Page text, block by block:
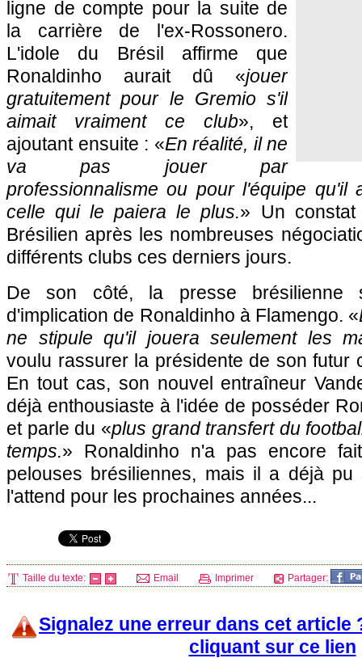
ligne de compte pour la suite de
la carrière de l'ex-Rossonero.
L'idole du Brésil affirme que
Ronaldinho aurait dû «jouer
gratuitement pour le Gremio s'il
aimait vraiment ce club», et
ajoutant ensuite : «En réalité, il ne
va pas jouer par
professionnalisme ou pour l'équipe qu'il
celle qui le paiera le plus.» Un
Brésilien après les nombreuses
différents clubs ces derniers jours.
De son côté, la presse brésilienne
d'implication de Ronaldinho à Flamengo. «
ne stipule qu'il jouera seulement les
voulu rassurer la présidente de son futur
En tout cas, son nouvel entraîneur
déjà enthousiaste à l'idée de posséder
et parle du «plus grand transfert du
temps.» Ronaldinho n'a pas encore
pelouses brésiliennes, mais il a déjà pu
l'attend pour les prochaines années...
Taille du texte: Email Imprimer Partager:
Signalez une erreur dans cet article
cliquant sur ce lien